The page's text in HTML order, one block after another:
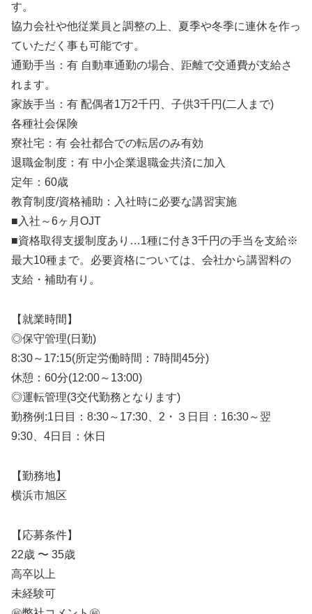
す。
協力会社や他従業員と調整の上、夏季や冬季に連休を作っ
ていただく事も可能です。
通勤手当：有 自動車通勤の場合、距離で交通費が支給さ
れます。
家族手当：有 配偶者1万2千円、子供3千円(二人まで)
各種社会保険
寮社宅：有 会社都合での転居のみ有効
退職金制度：有 中小企業退職金共済に加入
定年：60歳
教育制度/資格補助：入社時に必要な講習実施
■入社～6ヶ月OJT
■資格取得支援制度あり…1種に付き3千円の手当を支給※
最大10種まで。必要資格については、会社から講習料の
支給・補助有り。
【就業時間】
◎保守管理(日勤)
8:30～17:15(所定労働時間：7時間45分)
休憩：60分(12:00～13:00)
◎運転管理(3交代勤務となります)
勤務例:1日目：8:30～17:30、2・３日目：16:30～翌
9:30、4日目：休日
【勤務地】
横浜市旭区
【応募条件】
22歳 〜 35歳
高卒以上
未経験可